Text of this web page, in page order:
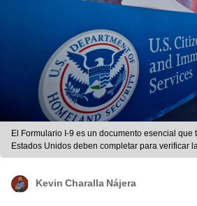
El Formulario I-9 es un documento esencial que
Estados Unidos deben completar para verificar
de empleo de sus empleados. Foto: USCIS
Kevin Charalla Nájera